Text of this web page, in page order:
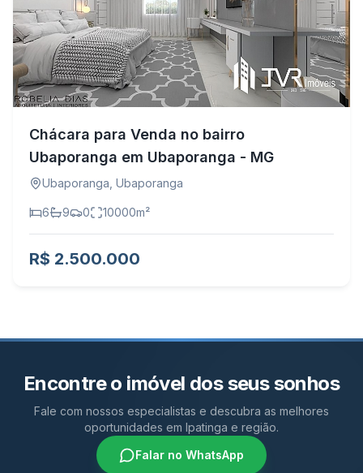
Chácara para Venda no bairro
Ubaporanga em Ubaporanga - MG
Ubaporanga Ubaporanga
6 9 0 10000m²
R$ 2.500.000
Encontre o imóvel dos seus sonhos
Fale com nossos especialistas e descubra as melhores
oportunidades em Ipatinga e região.
Falar no WhatsApp